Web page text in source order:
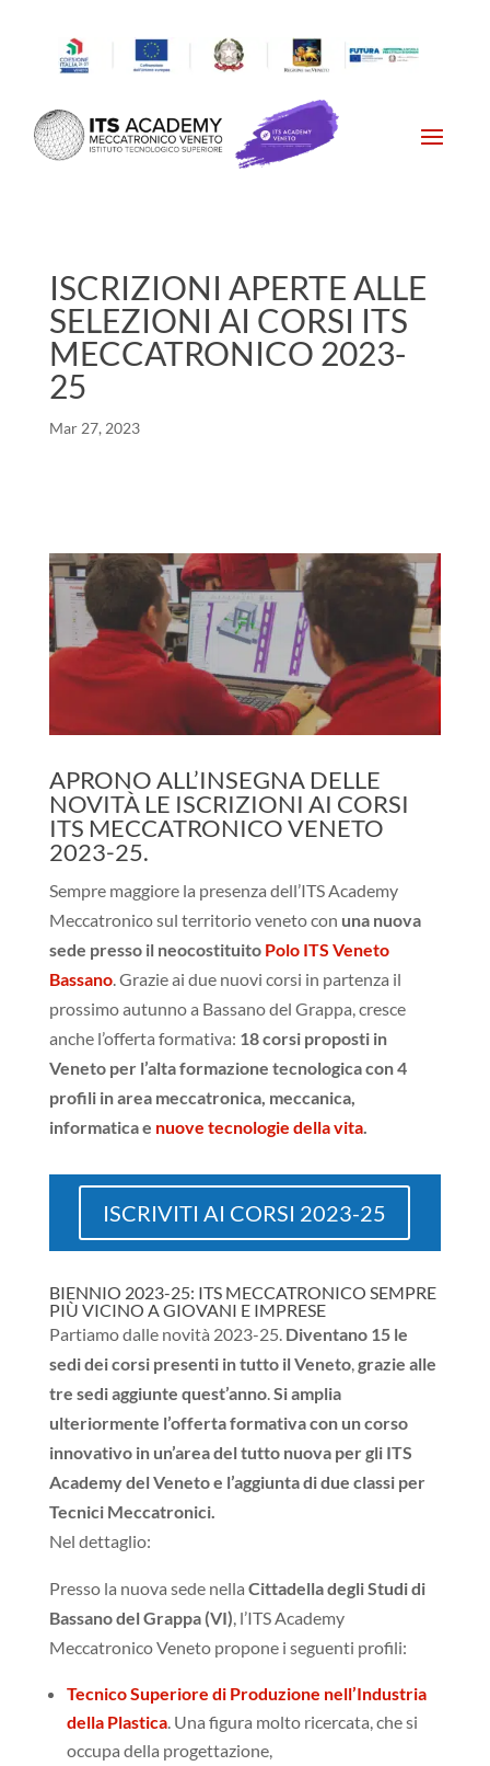
ISCRIZIONI APERTE ALLE
SELEZIONI AI CORSI ITS
MECCATRONICO 2023-
25
Mar 27, 2023
APRONO ALL’INSEGNA DELLE
NOVITÀ LE ISCRIZIONI AI CORSI
ITS MECCATRONICO VENETO
2023-25.
Sempre maggiore la presenza dell’ITS Academy
Meccatronico sul territorio veneto con una nuova
sede presso il neocostituito Polo ITS Veneto
Bassano. Grazie ai due nuovi corsi in partenza il
prossimo autunno a Bassano del Grappa, cresce
anche l’offerta formativa: 18 corsi proposti in
Veneto per l’alta formazione tecnologica con 4
profili in area meccatronica, meccanica,
informatica e nuove tecnologie della vita.
ISCRIVITI AI CORSI 2023-25
BIENNIO 2023-25: ITS MECCATRONICO SEMPRE
PIÙ VICINO A GIOVANI E IMPRESE
Partiamo dalle novità 2023-25. Diventano 15 le
sedi dei corsi presenti in tutto il Veneto,grazie alle
tre sedi aggiunte quest’anno.Si amplia
ulteriormente l’offerta formativa con un corso
innovativo in un’area del tutto nuova per gli ITS
Academy del Veneto e l’aggiunta di due classi per
Tecnici Meccatronici.
Nel dettaglio:
Presso la nuova sede nella Cittadella degli Studi di
Bassano del Grappa (VI), l’ITS Academy
Meccatronico Veneto propone i seguenti profili:
Tecnico Superiore di Produzione nell’Industria
della Plastica. Una figura molto ricercata, che si
occupa della progettazione,